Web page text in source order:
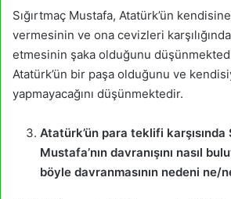
Sığırtmaç Mustafa, Atatürk’ün
vermesinin ve ona cevizleri
etmesinin şaka olduğunu
Atatürk’ün bir paşa olduğunu ve
yapmayacağını düşünmektedir.
Atatürk’ün para teklifi karşısında
Mustafa’nın davranışını nasıl
böyle davranmasının nedeni ne/